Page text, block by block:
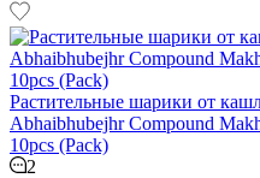
Растительные шарики от
Abhaibhubejhr Compound
10pcs (Pack)
2